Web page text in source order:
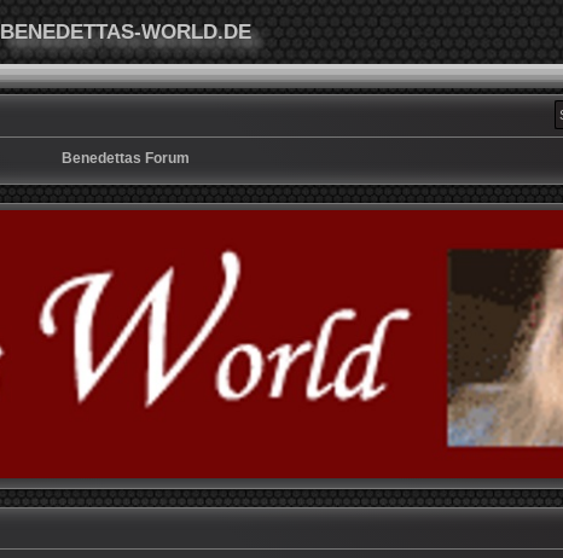
BENEDETTAS-WORLD.DE
Benedettas Forum